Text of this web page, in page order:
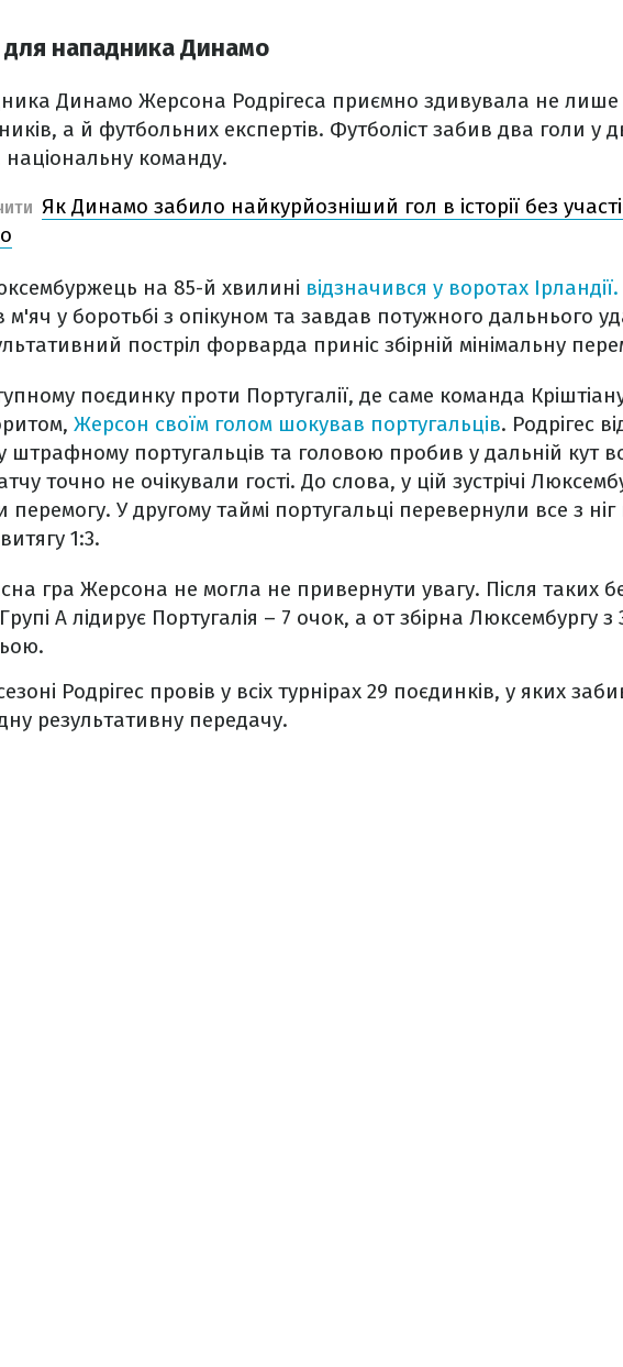
для нападника Динамо
Динамо Жерсона Родрігеса приємно здивувала не лише
а й футбольних експертів. Футболіст забив два голи у
національну команду.
Як Динамо забило найкурйозніший гол в історії без участі
на 85-й хвилині відзначився у воротах Ірландії.
м'яч у боротьбі з опікуном та завдав потужного дальнього
постріл форварда приніс збірній мінімальну
поєдинку проти Португалії, де саме команда
Жерсон своїм голом шокував португальців. Родрігес
штрафному португальців та головою пробив у дальній кут
точно не очікували гості. До слова, у цій зустрічі
перемогу. У другому таймі португальці перевернули все з
1:3.
гра Жерсона не могла не привернути увагу. Після таких
А лідирує Португалія – 7 очок, а от збірна Люксембургу
Родрігес провів у всіх турнірах 29 поєдинків, у яких
результативну передачу.